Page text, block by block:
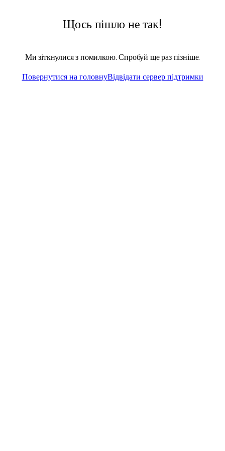
Щось пішло не так!
Ми зіткнулися з помилкою. Спробуй ще раз пізніше.
Повернутися на головнуВідвідати сервер підтримки